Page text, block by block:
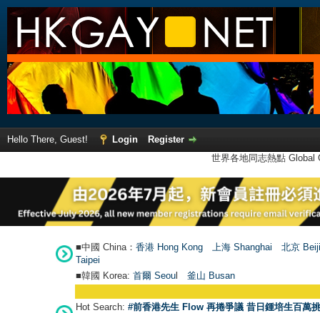
Hello There, Guest! Login
Register
世界各地同志熱點
■中國 China： 香港 Hong Kong 上海 Shanghai
北京
Taipei
■韓國 Korea: 首爾 Seoul 釜山 Busan
Hot Search: #前香港先生 Flow 再捲爭議 昔日鍾培生百萬